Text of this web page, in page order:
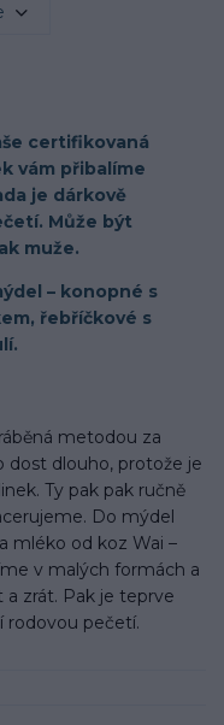
certifikovaná
vám přibalíme
je dárkově
Může být
muže.
– konopné s
řebříčkové s
metodou za
dost dlouho, protože je
Ty pak pak ručně
Do mýdel
mléko od koz Wai –
v malých formách a
zrát. Pak je teprve
rodovou pečetí.